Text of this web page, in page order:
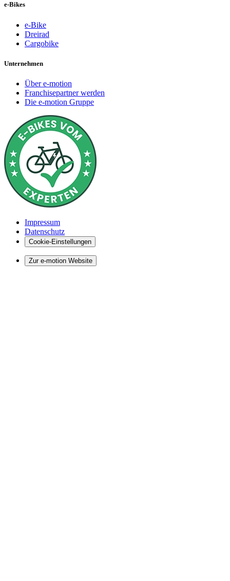
e-Bikes
e-Bike
Dreirad
Cargobike
Unternehmen
Über e-motion
Franchisepartner werden
Die e-motion Gruppe
Impressum
Datenschutz
Cookie-Einstellungen
Zur e-motion Website